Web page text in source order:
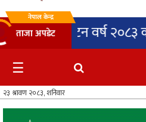
अन्तर्वार्ता
मनोरञ्जन
साहित्य
आर्थिक
खेलकुद
नेपाल केन्द्र
ताजा अपडेट
पर्यटन वर्ष २०८३ को
☰